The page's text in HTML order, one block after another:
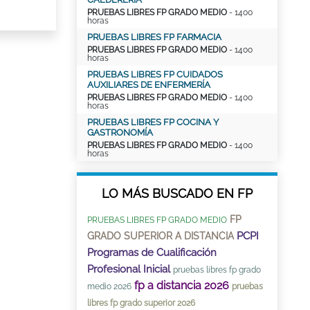
PRUEBAS LIBRES FP GRADO MEDIO - 1400
horas
PRUEBAS LIBRES FP FARMACIA
PRUEBAS LIBRES FP GRADO MEDIO - 1400
horas
PRUEBAS LIBRES FP CUIDADOS
AUXILIARES DE ENFERMERÍA
PRUEBAS LIBRES FP GRADO MEDIO - 1400
horas
PRUEBAS LIBRES FP COCINA Y
GASTRONOMÍA
PRUEBAS LIBRES FP GRADO MEDIO - 1400
horas
LO MÁS BUSCADO EN FP
PRUEBAS LIBRES FP GRADO MEDIO FP
GRADO SUPERIOR A DISTANCIA PCPI
Programas de Cualificación
Profesional Inicial pruebas libres fp grado
medio 2026 fp a distancia 2026 pruebas
libres fp grado superior 2026